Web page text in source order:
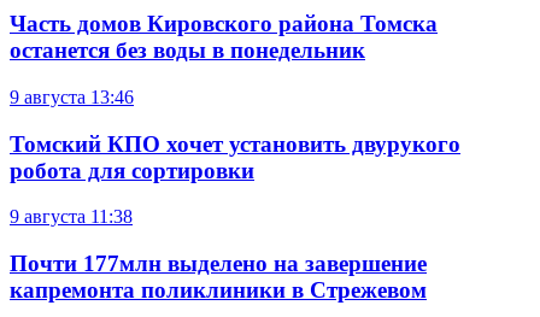
Часть домов Кировского района Томска
останется без воды в понедельник
9 августа 13:46
Томский КПО хочет установить двурукого
робота для сортировки
9 августа 11:38
Почти 177млн выделено на завершение
капремонта поликлиники в Стрежевом